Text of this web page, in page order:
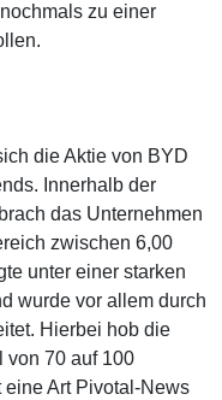
zu einer
die Aktie von BYD
Innerhalb der
das Unternehmen
zwischen 6,00
unter einer starken
wurde vor allem durch
Hierbei hob die
von 70 auf 100
Art Pivotal-News